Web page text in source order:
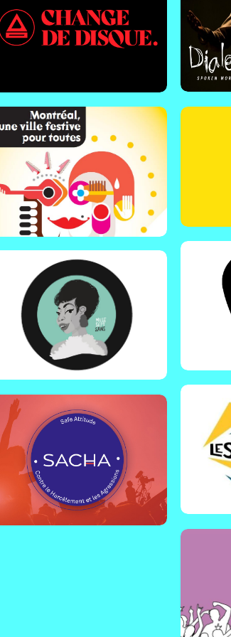
du
En
toutes
Montréal | Un exemple inspirant
de la façon dont les actrices et
sexistes et sexuelles en milieu
festif.
En savoir plus !
Safe
les
En
La charte Aretha
Suisse | Avec la volonté d’agir
pour rétablir le respect entre
tou.te.s, lors des sorties dans
les espaces publics nocturnes,
l’association Mille Sept Ans a
rédigé cette charte réel outil,
d'engagements et d'actions.
En savoir plus !
Les
qui
festif
de
Le plan Sacha : Safe
Attitude Contre le
Harcèlement et les
Agressions
Belgique | Plan d'action mis en
place par le festival
sexistes ou sexuelles qui
peuvent avoir lieu en festival.
En savoir plus !
Girls
un
En